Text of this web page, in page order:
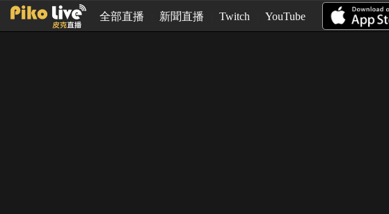
全部直播 新聞直播 Twitch YouTube